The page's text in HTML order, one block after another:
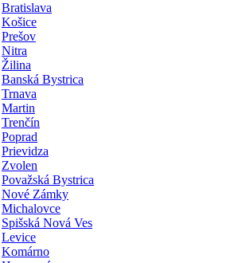
Bratislava
Košice
Prešov
Nitra
Žilina
Banská Bystrica
Trnava
Martin
Trenčín
Poprad
Prievidza
Zvolen
Považská Bystrica
Nové Zámky
Michalovce
Spišská Nová Ves
Levice
Komárno